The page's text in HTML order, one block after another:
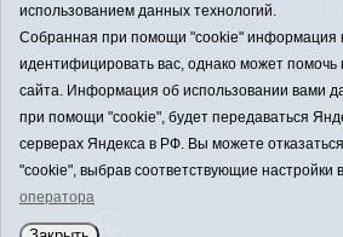
Регистрационный номер СМИ ЭЛ №
выдано Федеральной службой по
связи, информационных
коммуникаций (Роскомнадзор)
Учредитель: АНО «Информационно-
центр «Слава труду».
Главный редактор: А.Н.
Политика оператора
использованием данных технологий.
Собранная при помощи "cookie" информация
идентифицировать вас, однако может помочь
сайта. Информация об использовании вами
при помощи "cookie", будет передаваться
серверах Яндекса в РФ. Вы можете
"cookie", выбрав соответствующие настройки
оператора